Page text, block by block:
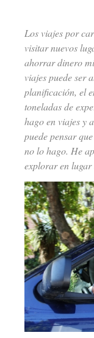
Los viajes por
visitar nuevos
ahorrar dinero
viajes puede ser
planificación, el
toneladas de
hago en viajes y
puede pensar
no lo hago. He
explorar en